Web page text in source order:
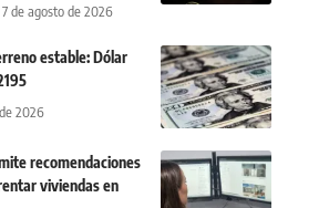
7 de agosto de 2026
estable: Dólar
2026
recomendaciones
viviendas en